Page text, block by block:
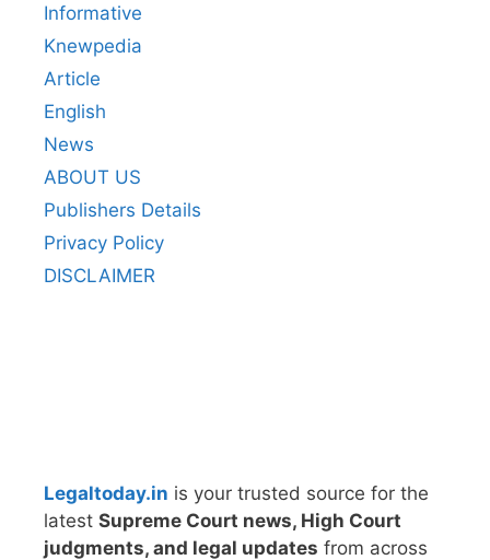
Informative
Knewpedia
Article
English
News
ABOUT US
Publishers Details
Privacy Policy
DISCLAIMER
Legaltoday.in is your trusted source for the
latest Supreme Court news, High Court
judgments, and legal updates from across